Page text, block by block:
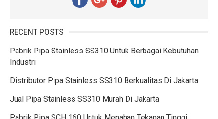
RECENT POSTS
Pabrik Pipa Stainless SS310 Untuk Berbagai Kebutuhan
Industri
Distributor Pipa Stainless SS310 Berkualitas Di Jakarta
Jual Pipa Stainless SS310 Murah Di Jakarta